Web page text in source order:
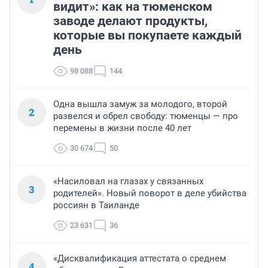
видит»: как на тюменском
заводе делают продукты,
которые вы покупаете каждый
день
98 088 144
2
Одна вышла замуж за молодого, второй
развелся и обрел свободу: тюменцы — про
перемены в жизни после 40 лет
30 674 50
3
«Насиловал на глазах у связанных
родителей». Новый поворот в деле убийства
россиян в Таиланде
23 631 36
«Дисквалификация аттестата о среднем